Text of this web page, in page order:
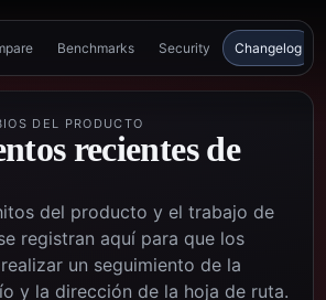
Benchmarks Security Changelog
DEL PRODUCTO
recientes de
del producto y el trabajo de
registran aquí para que los
un seguimiento de la
y la dirección de la hoja de ruta.